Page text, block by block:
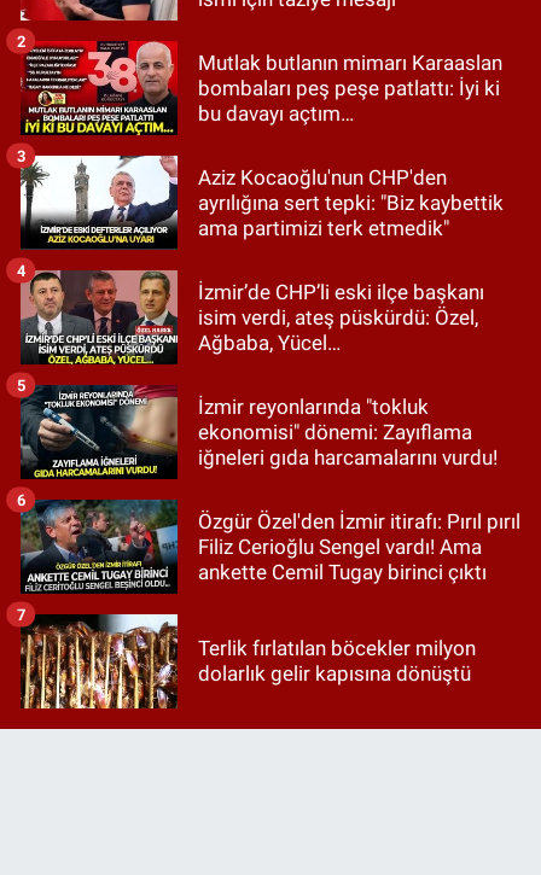
Mutlak butlanın mimarı Karaaslan
bombaları peş peşe patlattı: İyi ki
bu davayı açtım…
2
Aziz Kocaoğlu'nun CHP'den
ayrılığına sert tepki: "Biz kaybettik
ama partimizi terk etmedik"
3
İzmir’de CHP’li eski ilçe başkanı
isim verdi, ateş püskürdü: Özel,
Ağbaba, Yücel…
4
İzmir reyonlarında "tokluk
ekonomisi" dönemi: Zayıflama
iğneleri gıda harcamalarını vurdu!
5
Özgür Özel'den İzmir itirafı: Pırıl pırıl
Filiz Cerioğlu Sengel vardı! Ama
ankette Cemil Tugay birinci çıktı
6
Terlik fırlatılan böcekler milyon
dolarlık gelir kapısına dönüştü
7